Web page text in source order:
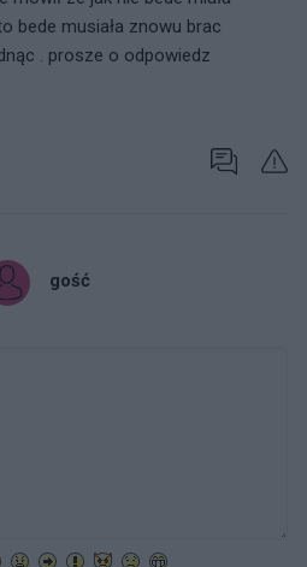
bede musiała znowu brac
. prosze o odpowiedz
gość